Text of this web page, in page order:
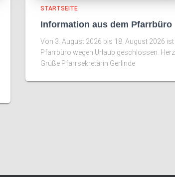
STARTSEITE
Information aus dem Pfarrbüro
Von 3. August 2026 bis 18. August 2026
Pfarrbüro wegen Urlaub geschlossen.
Grüße Pfarrsekretärin Gerlinde